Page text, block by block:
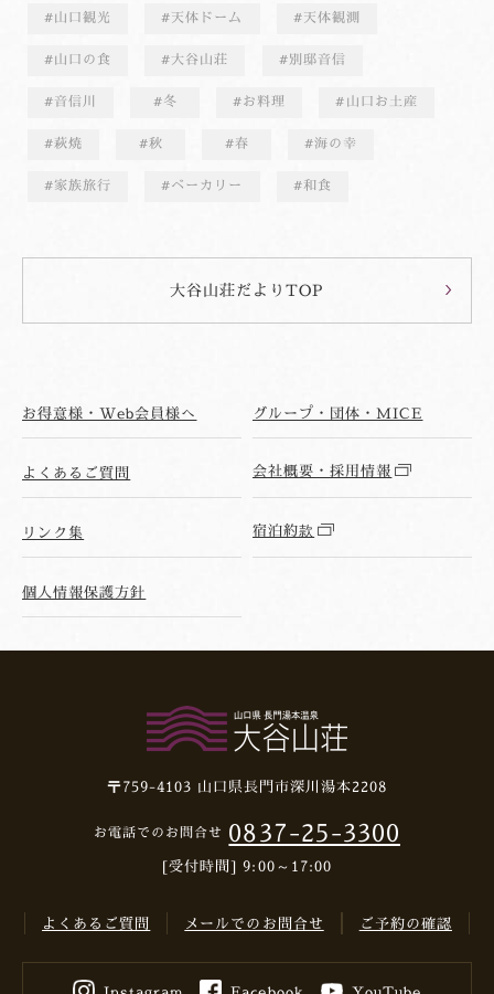
山口観光 天体ドーム 天体観測
山口の食 大谷山荘 別邸音信
音信川 冬 お料理 山口お土産
萩焼 秋 春 海の幸
家族旅行 ベーカリー 和食
大谷山荘だよりTOP
お得意様・Web会員様へ グループ・団体・MICE
よくあるご質問 会社概要・採用情報
リンク集 宿泊約款
個人情報保護方針
〒759-4103 山口県長門市深川湯本2208
お電話でのお問合せ 0837-25-3300
[受付時間] 9:00～17:00
よくあるご質問 メールでのお問合せ ご予約の確認